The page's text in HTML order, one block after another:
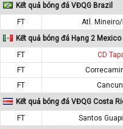
Kết quả bóng đá VĐQG Brazil
FT
Atl. Mineiro/
Kết quả bóng đá Hạng 2 Mexico
FT
CD
FT
FT
Kết quả bóng đá VĐQG Costa
FT
Santos